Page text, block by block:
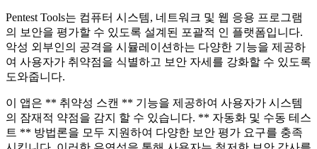
Pentest Tools는 컴퓨터 시스템, 네트워크 및 웹 응용 프로그램
의 보안을 평가할 수 있도록 설계된 포괄적 인 플랫폼입니다.
악성 외부인의 공격을 시뮬레이션하는 다양한 기능을 제공하
여 사용자가 취약점을 식별하고 보안 자세를 강화할 수 있도록
도와줍니다.
이 앱은 ** 취약성 스캔 ** 기능을 제공하여 사용자가 시스템
의 잠재적 약점을 감지 할 수 있습니다. ** 자동화 및 수동 테스
트 ** 방법론을 모두 지원하여 다양한 보안 평가 요구를 충족